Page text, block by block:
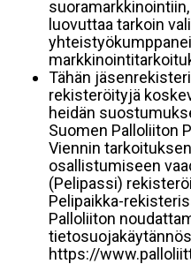
luovuttaa tarkoin
Tähän
rekisteröityjä
heidän
Suomen Palloliiton
Viennin
osallistumiseen
(Pelipassi)
Pelipaikka-
Palloliiton
https://